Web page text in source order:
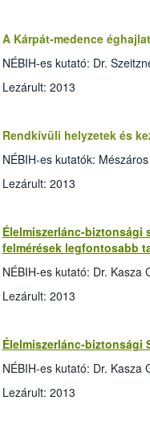
A Kárpát-medence
NÉBIH-es kutató: Dr.
Lezárult: 2013
Rendkívüli helyzetek és
NÉBIH-es kutatók:
Lezárult: 2013
Élelmiszerlánc-biztonsági
felmérések legfontosabb
NÉBIH-es kutató: Dr. Kasza
Lezárult: 2013
Élelmiszerlánc-biztonsági
NÉBIH-es kutató: Dr. Kasza
Lezárult: 2013